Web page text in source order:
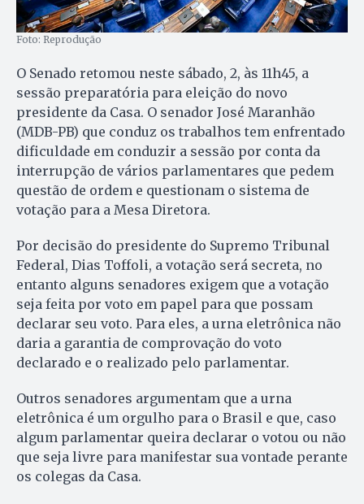
Foto: Reprodução
O Senado retomou neste sábado, 2, às 11h45, a
sessão preparatória para eleição do novo
presidente da Casa. O senador José Maranhão
(MDB-PB) que conduz os trabalhos tem enfrentado
dificuldade em conduzir a sessão por conta da
interrupção de vários parlamentares que pedem
questão de ordem e questionam o sistema de
votação para a Mesa Diretora.
Por decisão do presidente do Supremo Tribunal
Federal, Dias Toffoli, a votação será secreta, no
entanto alguns senadores exigem que a votação
seja feita por voto em papel para que possam
declarar seu voto. Para eles, a urna eletrônica não
daria a garantia de comprovação do voto
declarado e o realizado pelo parlamentar.
Outros senadores argumentam que a urna
eletrônica é um orgulho para o Brasil e que, caso
algum parlamentar queira declarar o votou ou não
que seja livre para manifestar sua vontade perante
os colegas da Casa.